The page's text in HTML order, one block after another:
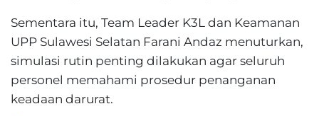
Sementara itu, Team Leader K3L dan Keamanan
UPP Sulawesi Selatan Farani Andaz menuturkan,
simulasi rutin penting dilakukan agar seluruh
personel memahami prosedur penanganan
keadaan darurat.